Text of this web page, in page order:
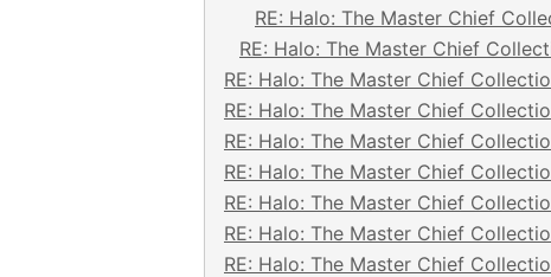
RE: Halo: The Master Chief
RE: Halo: The Master Chief
RE: Halo: The Master Chief
RE: Halo: The Master Chief
RE: Halo: The Master Chief
RE: Halo: The Master Chief
RE: Halo: The Master Chief
RE: Halo: The Master Chief
RE: Halo: The Master Chief